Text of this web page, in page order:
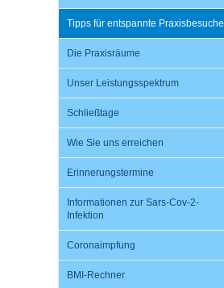
Tipps für entspannte Praxisbesuche
Die Praxisräume
Unser Leistungsspektrum
Schließtage
Wie Sie uns erreichen
Erinnerungstermine
Informationen zur Sars-Cov-2-
Infektion
Coronaimpfung
BMI-Rechner